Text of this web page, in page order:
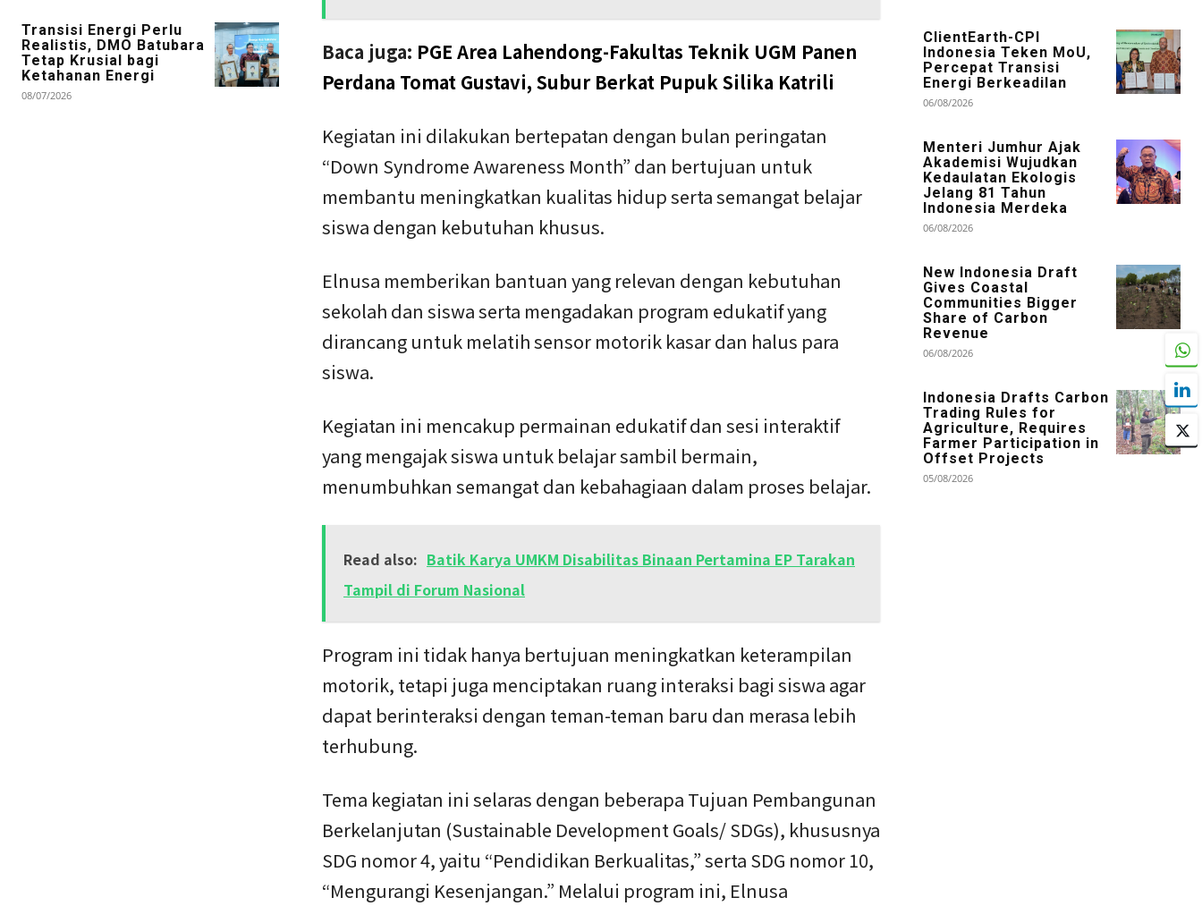
Transisi Energi Perlu
Realistis, DMO Batubara
Tetap Krusial bagi
Ketahanan Energi
08/07/2026
Baca juga: PGE Area Lahendong-Fakultas Teknik UGM Panen
Perdana Tomat Gustavi, Subur Berkat Pupuk Silika Katrili
Kegiatan ini dilakukan bertepatan dengan bulan peringatan
“Down Syndrome Awareness Month” dan bertujuan untuk
membantu meningkatkan kualitas hidup serta semangat belajar
siswa dengan kebutuhan khusus.
Elnusa memberikan bantuan yang relevan dengan kebutuhan
sekolah dan siswa serta mengadakan program edukatif yang
dirancang untuk melatih sensor motorik kasar dan halus para
siswa.
Kegiatan ini mencakup permainan edukatif dan sesi interaktif
yang mengajak siswa untuk belajar sambil bermain,
menumbuhkan semangat dan kebahagiaan dalam proses belajar.
Read also: Batik Karya UMKM Disabilitas Binaan Pertamina EP Tarakan
Tampil di Forum Nasional
Program ini tidak hanya bertujuan meningkatkan keterampilan
motorik, tetapi juga menciptakan ruang interaksi bagi siswa agar
dapat berinteraksi dengan teman-teman baru dan merasa lebih
terhubung.
Tema kegiatan ini selaras dengan beberapa Tujuan Pembangunan
Berkelanjutan (Sustainable Development Goals/ SDGs), khususnya
SDG nomor 4, yaitu “Pendidikan Berkualitas,” serta SDG nomor 10,
“Mengurangi Kesenjangan.” Melalui program ini, Elnusa
ClientEarth-CPI
Indonesia Teken MoU,
Percepat Transisi
Energi Berkeadilan
06/08/2026
Menteri Jumhur Ajak
Akademisi Wujudkan
Kedaulatan Ekologis
Jelang 81 Tahun
Indonesia Merdeka
06/08/2026
New Indonesia Draft
Gives Coastal
Communities Bigger
Share of Carbon
Revenue
06/08/2026
Indonesia Drafts Carbon
Trading Rules for
Agriculture, Requires
Farmer Participation in
Offset Projects
05/08/2026